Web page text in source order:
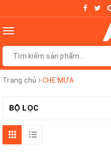
Toggle
Trang chủ CHE MƯA
BỘ LỌC